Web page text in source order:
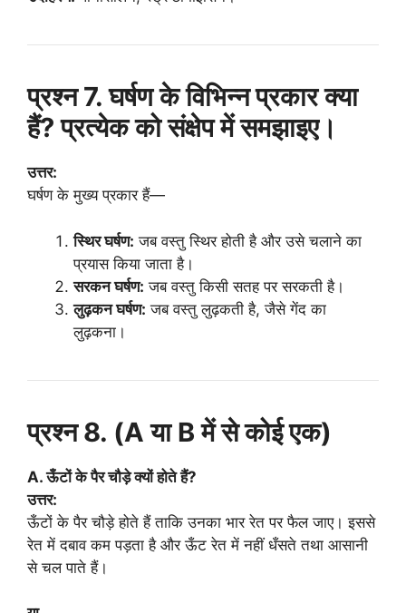
प्रश्न 7. घर्षण के विभिन्न प्रकार क्या
हैं? प्रत्येक को संक्षेप में समझाइए।
उत्तर:
घर्षण के मुख्य प्रकार हैं—
स्थिर घर्षण: जब वस्तु स्थिर होती है और उसे चलाने का
प्रयास किया जाता है।
सरकन घर्षण: जब वस्तु किसी सतह पर सरकती है।
लुढ़कन घर्षण: जब वस्तु लुढ़कती है, जैसे गेंद का
लुढ़कना।
प्रश्न 8. (A या B में से कोई एक)
A. ऊँटों के पैर चौड़े क्यों होते हैं?
उत्तर:
ऊँटों के पैर चौड़े होते हैं ताकि उनका भार रेत पर फैल जाए। इससे
रेत में दबाव कम पड़ता है और ऊँट रेत में नहीं धँसते तथा आसानी
से चल पाते हैं।